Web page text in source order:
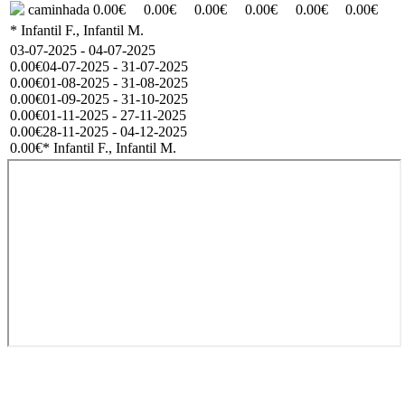
caminhada 0.00€ 0.00€ 0.00€ 0.00€ 0.00€
0.00€
* Infantil F., Infantil M.
03-07-2025 - 04-07-2025
0.00€04-07-2025 - 31-07-2025
0.00€01-08-2025 - 31-08-2025
0.00€01-09-2025 - 31-10-2025
0.00€01-11-2025 - 27-11-2025
0.00€28-11-2025 - 04-12-2025
0.00€* Infantil F., Infantil M.